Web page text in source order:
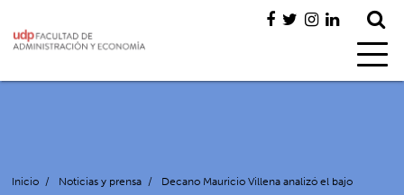
Inicio / Noticias y prensa /
Decano Mauricio Villena analizó el bajo